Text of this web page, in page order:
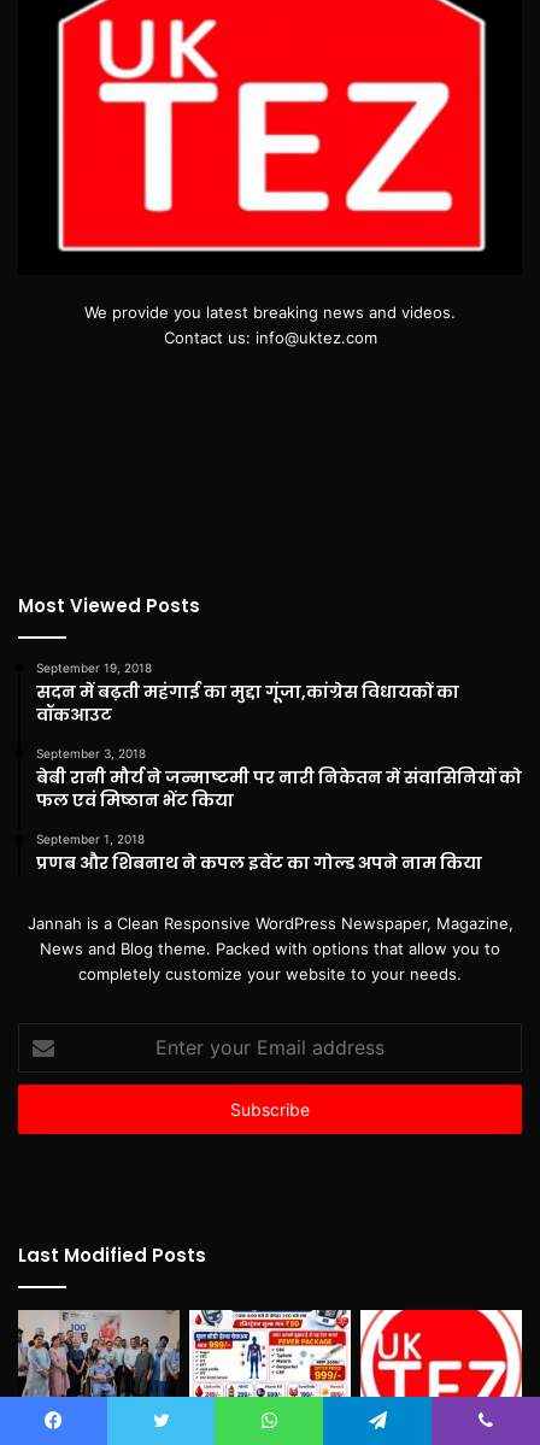
We provide you latest breaking news and videos.
Contact us: info@uktez.com
Most Viewed Posts
September 19, 2018
सदन में बढ़ती महंगाई का मुद्दा गूंजा,कांग्रेस विधायकों का
वॉकआउट
September 3, 2018
बेबी रानी मौर्य ने जन्माष्टमी पर नारी निकेतन में संवासिनियों को
फल एवं मिष्ठान भेंट किया
September 1, 2018
प्रणब और शिबनाथ ने कपल इवेंट का गोल्ड अपने नाम किया
Jannah is a Clean Responsive WordPress Newspaper, Magazine,
News and Blog theme. Packed with options that allow you to
completely customize your website to your needs.
Enter
your
Email
Last Modified Posts